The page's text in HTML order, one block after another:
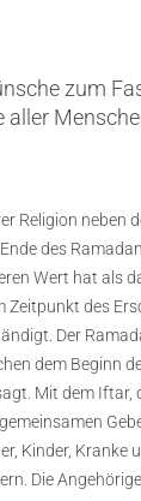
zum
aller
Religion neben
des
Wert hat als
Zeitpunkt des
Der
dem Beginn
Mit dem Iftar,
Kinder, Kranke
Die